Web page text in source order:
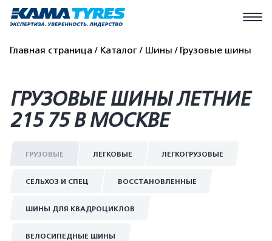
Главная страница Каталог Шины Грузовые шины
ГРУЗОВЫЕ ШИНЫ ЛЕТНИЕ
215 75 В МОСКВЕ
ГРУЗОВЫЕ ЛЕГКОВЫЕ ЛЕГКОГРУЗОВЫЕ
СЕЛЬХОЗ И СПЕЦ ВОССТАНОВЛЕННЫЕ
ШИНЫ ДЛЯ КВАДРОЦИКЛОВ
ВЕЛОСИПЕДНЫЕ ШИНЫ